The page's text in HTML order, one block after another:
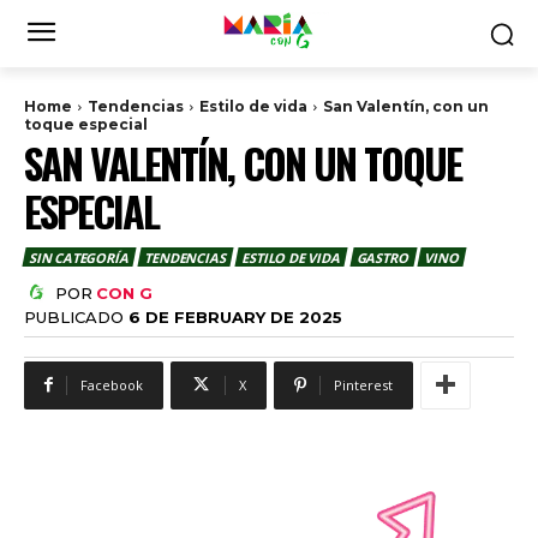
Home Tendencias Estilo de vida
San Valentín, con un
toque especial
SAN VALENTÍN, CON UN TOQUE
ESPECIAL
SIN CATEGORÍA TENDENCIAS ESTILO DE VIDA GASTRO VINO
POR CON G
PUBLICADO 6 DE FEBRUARY DE 2025
Facebook X Pinterest